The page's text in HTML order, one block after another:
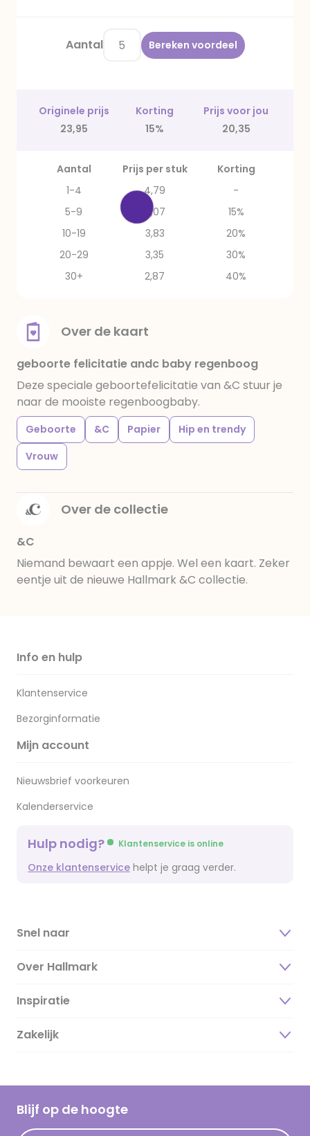
Aantal Bereken voordeel
Originele prijs Korting
Prijs voor jou
23,95
15% 20,35
Aantal Prijs per stuk
Korting
1-4
4,79
-
5-9
4,07
15%
10-19
3,83
20%
20-29
3,35
30%
30+
2,87 40%
Over de kaart
geboorte felicitatie andc baby regenboog
Deze speciale geboortefelicitatie van &C stuur je
naar de mooiste regenboogbaby.
Geboorte &C Papier
Hip en trendy
Vrouw
Over de collectie
&C
Niemand bewaart een appje. Wel een kaart. Zeker
eentje uit de nieuwe Hallmark &C collectie.
Info en hulp
Klantenservice
Bezorginformatie
Mijn account
Nieuwsbrief voorkeuren
Kalenderservice
Hulp nodig? Klantenservice is online
Onze klantenservice helpt je graag verder.
Snel naar
Over Hallmark
Over ons
Duurzaamheid
Hallmark Kaartclub
Acties
Inspiratie
Magazine
Cadeau inspiratie
Kaartinspiratie
Zakelijk
Blijf op de hoogte